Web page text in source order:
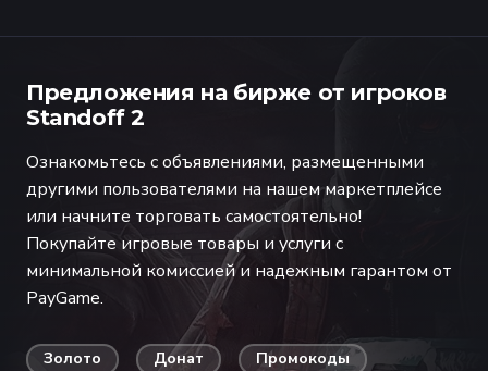
Предложения на бирже от игроков
Standoff 2
Ознакомьтесь с объявлениями, размещенными
другими пользователями на нашем маркетплейсе
или начните торговать самостоятельно!
Покупайте игровые товары и услуги с
минимальной комиссией и надежным гарантом от
PayGame.
Золото Донат Промокоды